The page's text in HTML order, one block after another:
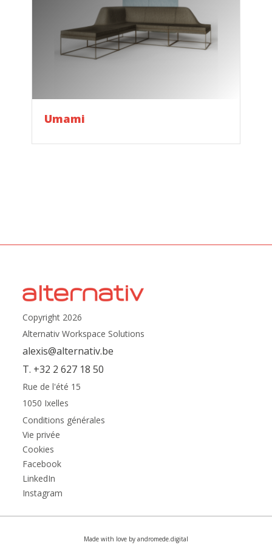
Umami
Copyright 2026
Alternativ Workspace Solutions
alexis@alternativ.be
T. +32 2 627 18 50
Rue de l'été 15
1050 Ixelles
Conditions générales
Vie privée
Cookies
Facebook
LinkedIn
Instagram
Made with love by andromede.digital